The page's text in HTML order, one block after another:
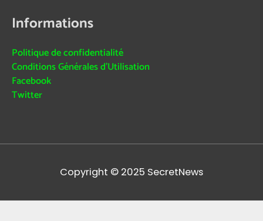
Informations
Politique de confidentialité
Conditions Générales d’Utilisation
Facebook
Twitter
Copyright © 2025 SecretNews